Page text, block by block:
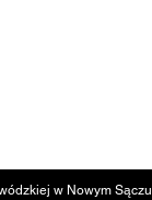
w Nowym Sączu